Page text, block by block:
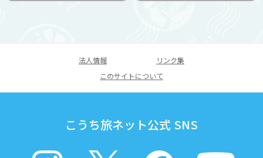
法人情報
リンク集
このサイトについて
こうち旅ネット公式 SNS